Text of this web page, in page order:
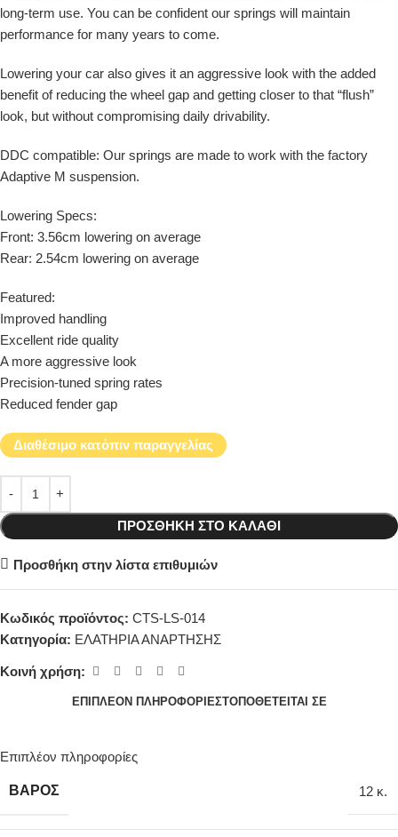
long-term use. You can be confident our springs will maintain
performance for many years to come.
Lowering your car also gives it an aggressive look with the added
benefit of reducing the wheel gap and getting closer to that “flush”
look, but without compromising daily drivability.
DDC compatible: Our springs are made to work with the factory
Adaptive M suspension.
Lowering Specs:
Front: 3.56cm lowering on average
Rear: 2.54cm lowering on average
Featured:
Improved handling
Excellent ride quality
A more aggressive look
Precision-tuned spring rates
Reduced fender gap
Διαθέσιμο κατόπιν παραγγελίας
ΠΡΟΣΘΉΚΗ ΣΤΟ ΚΑΛΆΘΙ
Προσθήκη στην λίστα επιθυμιών
Κωδικός προϊόντος: CTS-LS-014
Κατηγορία: ΕΛΑΤΗΡΙΑ ΑΝΑΡΤΗΣΗΣ
Κοινή χρήση:
ΕΠΙΠΛΈΟΝ ΠΛΗΡΟΦΟΡΊΕΣΤΟΠΟΘΕΤΕΊΤΑΙ ΣΕ
Επιπλέον πληροφορίες
ΒΆΡΟΣ 12 κ.